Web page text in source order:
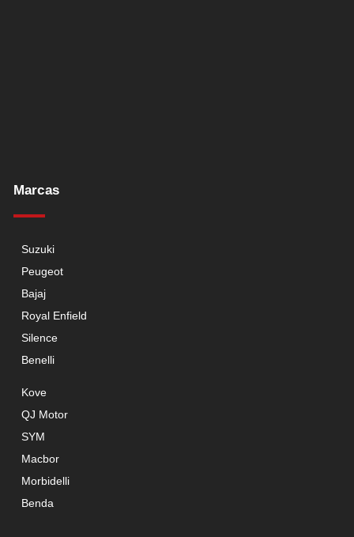
Marcas
Suzuki
Peugeot
Bajaj
Royal Enfield
Silence
Benelli
Kove
QJ Motor
SYM
Macbor
Morbidelli
Benda